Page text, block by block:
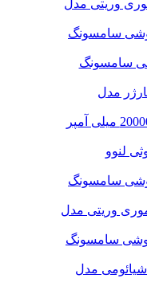
سامسونگ
لنوو